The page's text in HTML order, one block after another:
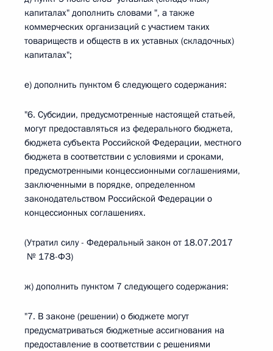
капиталах" дополнить словами ", а также
коммерческих организаций с участием таких
товариществ и обществ в их уставных (складочных)
капиталах";
е) дополнить пунктом 6 следующего содержания:
"6. Субсидии, предусмотренные настоящей статьей,
могут предоставляться из федерального бюджета,
бюджета субъекта Российской Федерации, местного
бюджета в соответствии с условиями и сроками,
предусмотренными концессионными соглашениями,
заключенными в порядке, определенном
законодательством Российской Федерации о
концессионных соглашениях.
(Утратил силу - Федеральный закон от 18.07.2017
№ 178-ФЗ)
ж) дополнить пунктом 7 следующего содержания:
"7. В законе (решении) о бюджете могут
предусматриваться бюджетные ассигнования на
предоставление в соответствии с решениями